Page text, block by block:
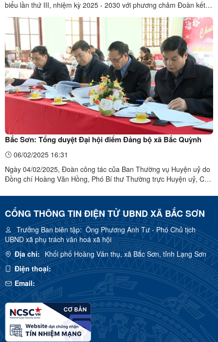
biểu lần thứ III, nhiệm kỳ 2025 - 2030 với phương châm Đoàn kết -
chí là thành viên đoàn công tác chỉ đạo Đại hội điểm huyện Bắc
Sơn thuộc các Ban xây dựng đảng của ...
Bắc Sơn: Tổng duyệt Đại hội điểm Đảng bộ xã Bắc Quỳnh
06/02/2025 16:31
Ngày 04/02/2025, Đoàn công tác của Ban Thường vụ Huyện uỷ do
Đồng chí Hoàng Văn Hồng, Phó Bí thư Thường trực Huyện uỷ, Chủ
duyệt chương trình Đại hội đại biểu Đảng bộ xã Bắc Quỳnh lần thứ
III, nhiệm kỳ 2025 - 2030. Đoàn công tác của Ban ...
CỔNG THÔNG TIN ĐIỆN TỬ UBND XÃ BẮC SƠN
Trưởng Ban biên tập:Ông Phương Anh Tư - Phó Chủ tịch
UBND xã phụ trách văn hoá xã hội
Địa chỉ: Khối phố Hoàng Văn thụ, xã Bắc Sơn, tỉnh Lạng Sơn
Điện thoại:
Email: